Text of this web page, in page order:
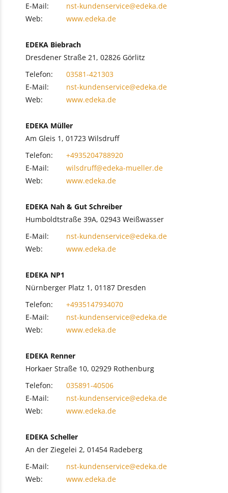
E-Mail:
nst-kundenservice@edeka.de
Web:
www.edeka.de
EDEKA Biebrach
Dresdener Straße 21, 02826 Görlitz
Telefon:
03581-421303
E-Mail:
nst-kundenservice@edeka.de
Web:
www.edeka.de
EDEKA Müller
Am Gleis 1, 01723 Wilsdruff
Telefon:
+4935204788920
E-Mail:
wilsdruff@edeka-mueller.de
Web:
www.edeka.de
EDEKA Nah & Gut Schreiber
Humboldtstraße 39A, 02943 Weißwasser
E-Mail:
nst-kundenservice@edeka.de
Web:
www.edeka.de
EDEKA NP1
Nürnberger Platz 1, 01187 Dresden
Telefon:
+4935147934070
E-Mail:
nst-kundenservice@edeka.de
Web:
www.edeka.de
EDEKA Renner
Horkaer Straße 10, 02929 Rothenburg
Telefon:
035891-40506
E-Mail:
nst-kundenservice@edeka.de
Web:
www.edeka.de
EDEKA Scheller
An der Ziegelei 2, 01454 Radeberg
E-Mail:
nst-kundenservice@edeka.de
Web:
www.edeka.de